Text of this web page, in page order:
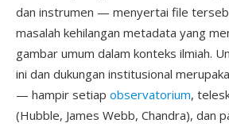
dan instrumen — menyertai file
masalah kehilangan metadata yang
gambar umum dalam konteks ilmiah.
ini dan dukungan institusional
— hampir setiap observatorium,
(Hubble, James Webb, Chandra), dan